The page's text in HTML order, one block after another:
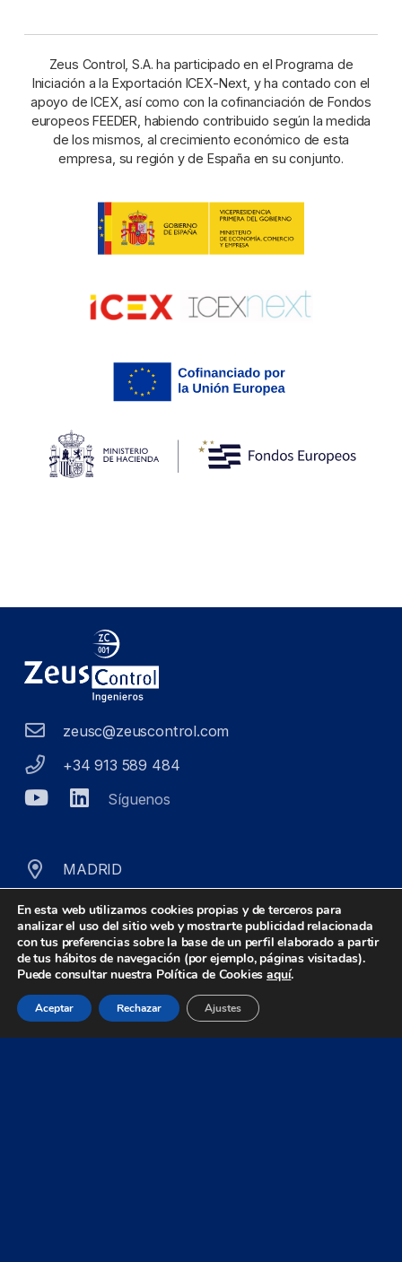
Zeus Control, S.A. ha participado en el Programa de
Iniciación a la Exportación ICEX-Next, y ha contado con el
apoyo de ICEX, así como con la cofinanciación de Fondos
europeos FEEDER, habiendo contribuido según la medida
de los mismos, al crecimiento económico de esta
empresa, su región y de España en su conjunto.
zeusc@zeuscontrol.com
+34 913 589 484
Síguenos
MADRID
Isabel Colbrand, 10 · Edificio Alfa III
Oficinas 153-154-155-156 · Talleres naves 28-
29
E28050 Madrid · España
En esta web utilizamos cookies propias y de terceros para
analizar el uso del sitio web y mostrarte publicidad relacionada
con tus preferencias sobre la base de un perfil elaborado a partir
de tus hábitos de navegación (por ejemplo, páginas visitadas).
Puede consultar nuestra Política de Cookiesaquí.
Aceptar Rechazar Ajustes